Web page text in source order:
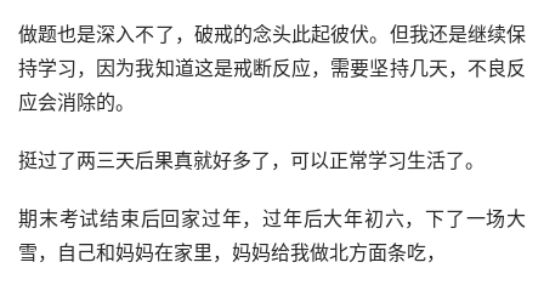
做题也是深入不了，破戒的念头此起彼伏。但我还是继续保
持学习，因为我知道这是戒断反应，需要坚持几天，不良反
应会消除的。
挺过了两三天后果真就好多了，可以正常学习生活了。
期末考试结束后回家过年，过年后大年初六，下了一场大
雪，自己和妈妈在家里，妈妈给我做北方面条吃，